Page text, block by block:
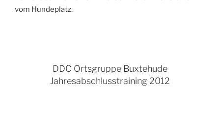
vom Hundeplatz.
DDC Ortsgruppe Buxtehude
Jahresabschlusstraining 2012